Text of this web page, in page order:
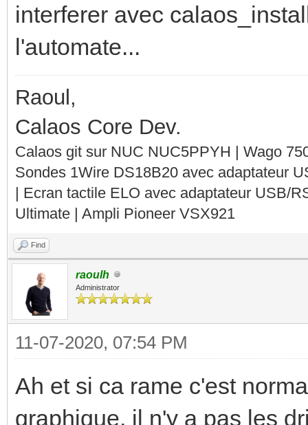
interferer avec
l'automate...
Raoul,
Calaos Core Dev.
Calaos git sur NUC NUC5PPYH | Wago
Sondes 1Wire DS18B20 avec adaptateur
| Ecran tactile ELO avec adaptateur USB/
Ultimate | Ampli Pioneer VSX921
Find
raoulh
Administrator
11-07-2020, 07:54 PM
Ah et si ca rame c'est
graphique, il n'y a pas les